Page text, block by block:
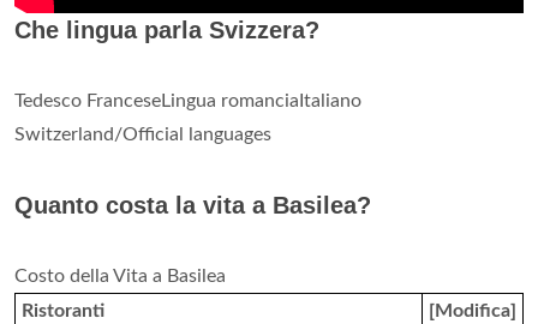
Che lingua parla Svizzera?
Tedesco FranceseLingua romanciaItaliano
Switzerland/Official languages
Quanto costa la vita a Basilea?
Costo della Vita a Basilea
Ristoranti
[Modifica]